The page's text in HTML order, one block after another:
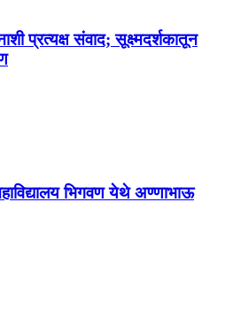
प्रत्यक्ष संवाद; सूक्ष्मदर्शकातून
भिगवण येथे अण्णाभाऊ